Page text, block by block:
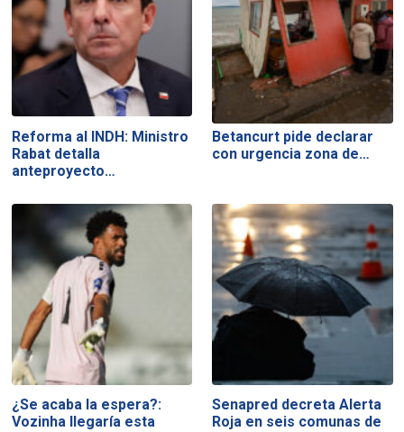
Reforma al INDH: Ministro
Rabat detalla
anteproyecto…
Betancurt pide declarar
con urgencia zona de…
¿Se acaba la espera?:
Vozinha llegaría esta
Senapred decreta Alerta
Roja en seis comunas de